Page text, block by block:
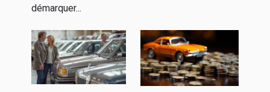
démarquer...